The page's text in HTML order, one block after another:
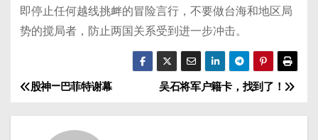
即停止任何越线挑衅的冒险言行，不要做台海和地区局
势的搅局者，防止两国关系受到进一步冲击。
文
章
吴石将军户籍卡，找到了！
股神—巴菲特谢幕